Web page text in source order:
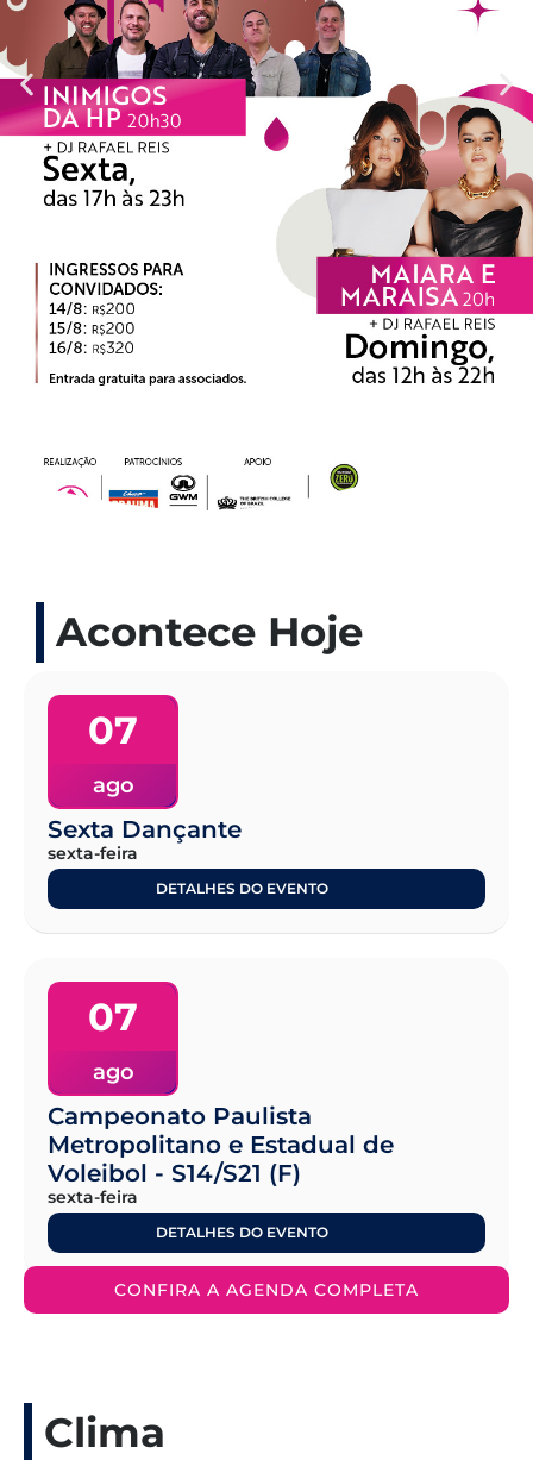
Acontece Hoje
07
ago
Sexta Dançante
sexta-feira
DETALHES DO EVENTO
07
ago
Campeonato Paulista
Metropolitano e Estadual de
Voleibol - S14/S21 (F)
sexta-feira
DETALHES DO EVENTO
CONFIRA A AGENDA COMPLETA
Clima